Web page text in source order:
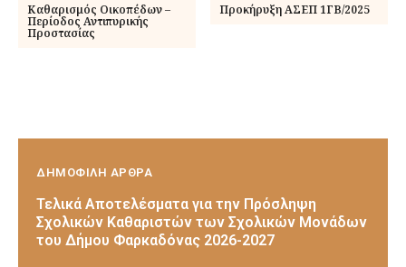
Καθαρισμός Οικοπέδων –
Περίοδος Αντιπυρικής
Προστασίας
Προκήρυξη ΑΣΕΠ 1ΓΒ/2025
ΔΗΜΟΦΙΛΗ ΑΡΘΡΑ
Τελικά Αποτελέσματα για την Πρόσληψη
Σχολικών Καθαριστών των Σχολικών Μονάδων
του Δήμου Φαρκαδόνας 2026-2027